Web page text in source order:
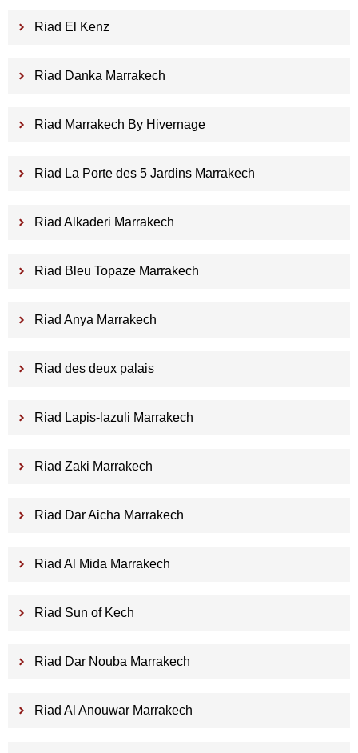
Riad El Kenz
Riad Danka Marrakech
Riad Marrakech By Hivernage
Riad La Porte des 5 Jardins Marrakech
Riad Alkaderi Marrakech
Riad Bleu Topaze Marrakech
Riad Anya Marrakech
Riad des deux palais
Riad Lapis-lazuli Marrakech
Riad Zaki Marrakech
Riad Dar Aicha Marrakech
Riad Al Mida Marrakech
Riad Sun of Kech
Riad Dar Nouba Marrakech
Riad Al Anouwar Marrakech